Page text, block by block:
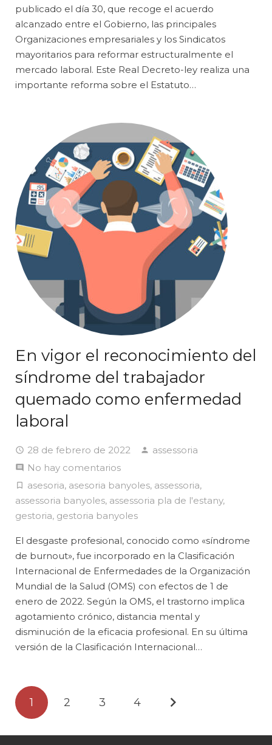
publicado el día 30, que recoge el acuerdo
alcanzado entre el Gobierno, las principales
Organizaciones empresariales y los Sindicatos
mayoritarios para reformar estructuralmente el
mercado laboral. Este Real Decreto-ley realiza una
importante reforma sobre el Estatuto…
En vigor el reconocimiento del
síndrome del trabajador
quemado como enfermedad
laboral
28 de febrero de 2022
assessoria
No hay comentarios
asesoria, asesoria banyoles, assessoria,
assessoria banyoles, assessoria pla de l'estany,
gestoria, gestoria banyoles
El desgaste profesional, conocido como «síndrome
de burnout», fue incorporado en la Clasificación
Internacional de Enfermedades de la Organización
Mundial de la Salud (OMS) con efectos de 1 de
enero de 2022. Según la OMS, el trastorno implica
agotamiento crónico, distancia mental y
disminución de la eficacia profesional. En su última
versión de la Clasificación Internacional…
1 2 3 4